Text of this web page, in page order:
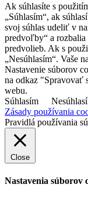
Ak súhlasíte s
„Súhlasím“, ak
svoj súhlas udeliť v
predvoľby“ a rozbalia
predvolieb. Ak s
„Nesúhlasím“. Vaše
Nastavenie súborov
na odkaz "Spravovať
webu.
Súhlasím
Zásady používania
Pravidlá používania
Close
Nastavenia súborov